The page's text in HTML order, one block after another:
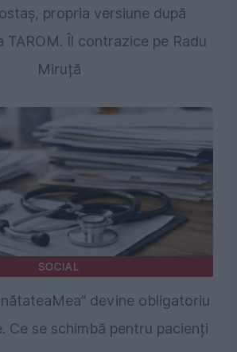
propria versiune după
TAROM. Îl contrazice pe Radu
Miruță
SOCIAL
devine obligatoriu
Ce se schimbă pentru pacienți